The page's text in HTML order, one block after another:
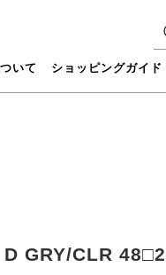
いて ショッピングガイド
GRY/CLR